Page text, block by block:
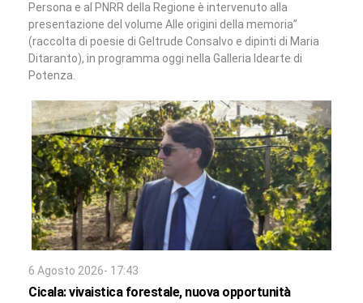
Persona e al PNRR della Regione è intervenuto alla
presentazione del volume Alle origini della memoria”
(raccolta di poesie di Geltrude Consalvo e dipinti di Maria
Ditaranto), in programma oggi nella Galleria Idearte di
Potenza.
6 Agosto 2026- 17:43
Cicala: vivaistica forestale, nuova opportunità